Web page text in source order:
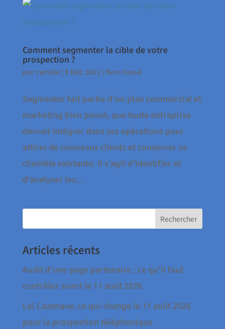
Comment segmenter la cible de votre
prospection ?
parcamille | 5 Déc 2022 | Non classé
Segmenter fait partie d’un plan commercial et
marketing bien pensé, que toute entreprise
devrait intégrer dans ses opérations pour
attirer de nouveaux clients et conserver sa
clientèle existante. Il s’agit d’identifier et
d’analyser les...
Articles récents
Audit d’une page partenaire : ce qu’il faut
contrôler avant le 11 août 2026
Loi Cazenave: ce qui change le 11 août 2026
pour la prospection téléphonique